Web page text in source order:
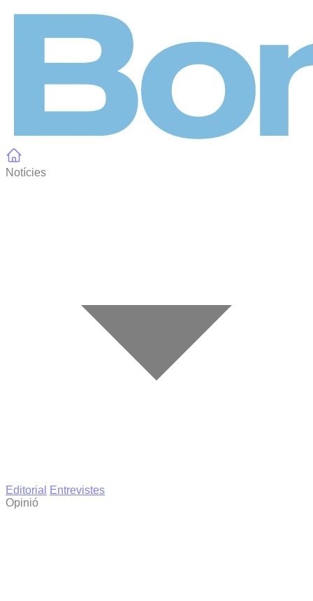
Notícies
Editorial
Entrevistes
Opinió